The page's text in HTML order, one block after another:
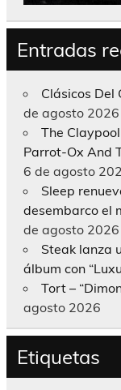
Entradas
Clásicos Del
de agosto 2026
The
Parrot-Ox And
6 de agosto
Sleep
desembarco el
de agosto 2026
Steak lanza
álbum con
Tort –
agosto 2026
Etiquetas